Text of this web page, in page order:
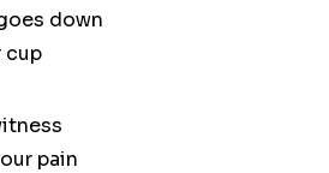
down
cup
pain